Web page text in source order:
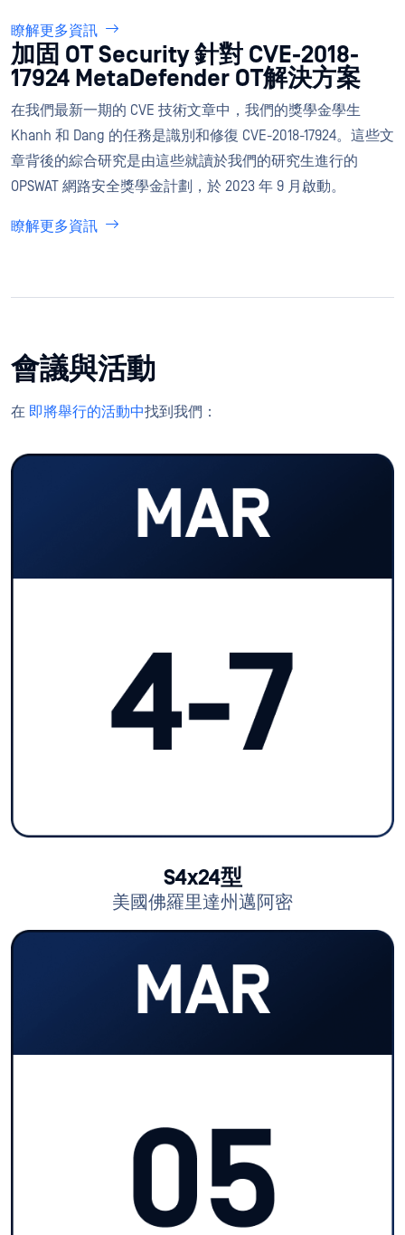
瞭解更多資訊
加固 OT Security 針對 CVE-2018-
17924 MetaDefender OT解決方案
在我們最新一期的 CVE 技術文章中，我們的獎學金學生
Khanh 和 Dang 的任務是識別和修復 CVE-2018-17924。這些文
章背後的綜合研究是由這些就讀於我們的研究生進行的
OPSWAT 網路安全獎學金計劃，於 2023 年 9 月啟動。
瞭解更多資訊
會議與活動
在 即將舉行的活動中找到我們：
S4x24型
美國佛羅里達州邁阿密